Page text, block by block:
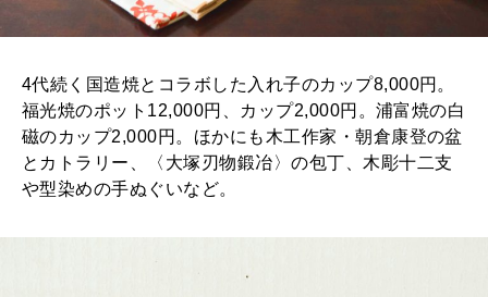
4代続く国造焼とコラボした入れ子のカップ8,000円。
福光焼のポット12,000円、カップ2,000円。浦富焼の白
磁のカップ2,000円。ほかにも木工作家・朝倉康登の盆
とカトラリー、〈大塚刃物鍛冶〉の包丁、木彫十二支
や型染めの手ぬぐいなど。